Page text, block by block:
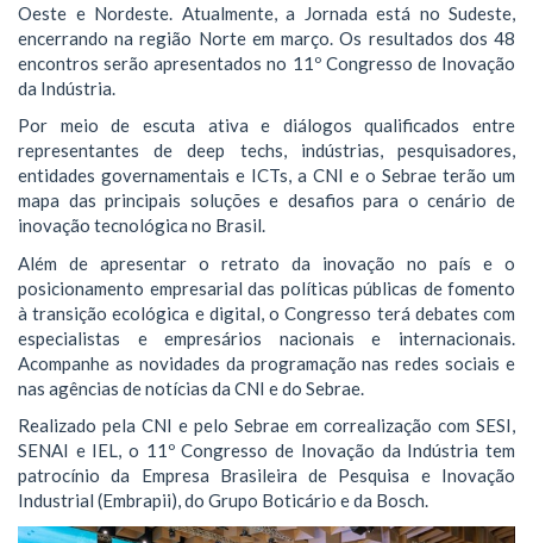
Oeste e Nordeste. Atualmente, a Jornada está no Sudeste,
encerrando na região Norte em março. Os resultados dos 48
encontros serão apresentados no 11º Congresso de Inovação
da Indústria.
Por meio de escuta ativa e diálogos qualificados entre
representantes de deep techs, indústrias, pesquisadores,
entidades governamentais e ICTs, a CNI e o Sebrae terão um
mapa das principais soluções e desafios para o cenário de
inovação tecnológica no Brasil.
Além de apresentar o retrato da inovação no país e o
posicionamento empresarial das políticas públicas de fomento
à transição ecológica e digital, o Congresso terá debates com
especialistas e empresários nacionais e internacionais.
Acompanhe as novidades da programação nas redes sociais e
nas agências de notícias da CNI e do Sebrae.
Realizado pela CNI e pelo Sebrae em correalização com SESI,
SENAI e IEL, o 11º Congresso de Inovação da Indústria tem
patrocínio da Empresa Brasileira de Pesquisa e Inovação
Industrial (Embrapii), do Grupo Boticário e da Bosch.